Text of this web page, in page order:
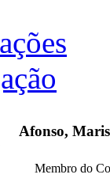
Afonso,
Membro do